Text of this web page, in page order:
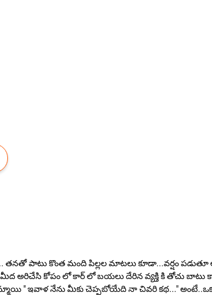
పాటు కొంత మంది పిల్లల మాటలు కూడా...వర్షం పడుతూ
మీద అరిచేసి కోపం లో కార్ లో బయలు దేరిన వ్యక్తి కి తోచు
" ఇవాళ నేను మీకు చెప్పబోయేది నా చివరి కథ..." అంటే..ఒక